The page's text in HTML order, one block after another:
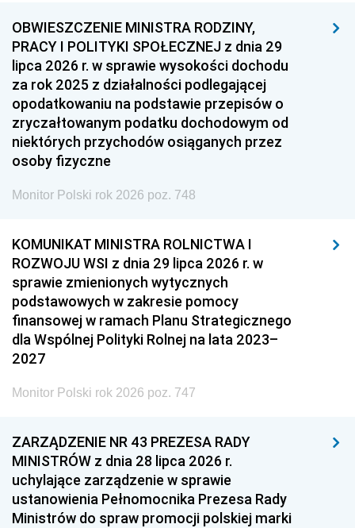
OBWIESZCZENIE MINISTRA RODZINY,
PRACY I POLITYKI SPOŁECZNEJ z dnia 29
lipca 2026 r. w sprawie wysokości dochodu
za rok 2025 z działalności podlegającej
opodatkowaniu na podstawie przepisów o
zryczałtowanym podatku dochodowym od
niektórych przychodów osiąganych przez
osoby fizyczne
Monitor Polski rok 2026 poz. 748
KOMUNIKAT MINISTRA ROLNICTWA I
ROZWOJU WSI z dnia 29 lipca 2026 r. w
sprawie zmienionych wytycznych
podstawowych w zakresie pomocy
finansowej w ramach Planu Strategicznego
dla Wspólnej Polityki Rolnej na lata 2023–
2027
Monitor Polski rok 2026 poz. 747
ZARZĄDZENIE NR 43 PREZESA RADY
MINISTRÓW z dnia 28 lipca 2026 r.
uchylające zarządzenie w sprawie
ustanowienia Pełnomocnika Prezesa Rady
Ministrów do spraw promocji polskiej marki